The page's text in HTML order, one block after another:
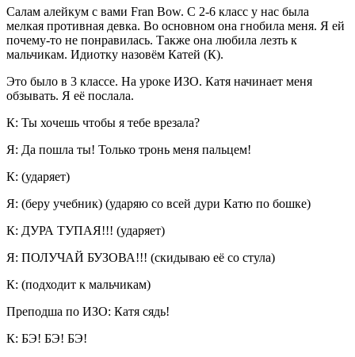
Салам алейкум с вами Fran Bow. С 2-6 класс у нас была
мелкая противная девка. Во основном она гнобила меня. Я ей
почему-то не понравилась. Также она любила лезть к
мальчикам. Идиотку назовём Катей (К).
Это было в 3 классе. На уроке ИЗО. Катя начинает меня
обзывать. Я её послала.
К: Ты хочешь чтобы я тебе врезала?
Я: Да пошла ты! Только тронь меня пальцем!
К: (ударяет)
Я: (беру учебник) (ударяю со всей дури Катю по бошке)
К: ДУРА ТУПАЯ!!! (ударяет)
Я: ПОЛУЧАЙ БУЗОВА!!! (скидываю её со стула)
К: (подходит к мальчикам)
Преподша по ИЗО: Катя сядь!
К: БЭ! БЭ! БЭ!